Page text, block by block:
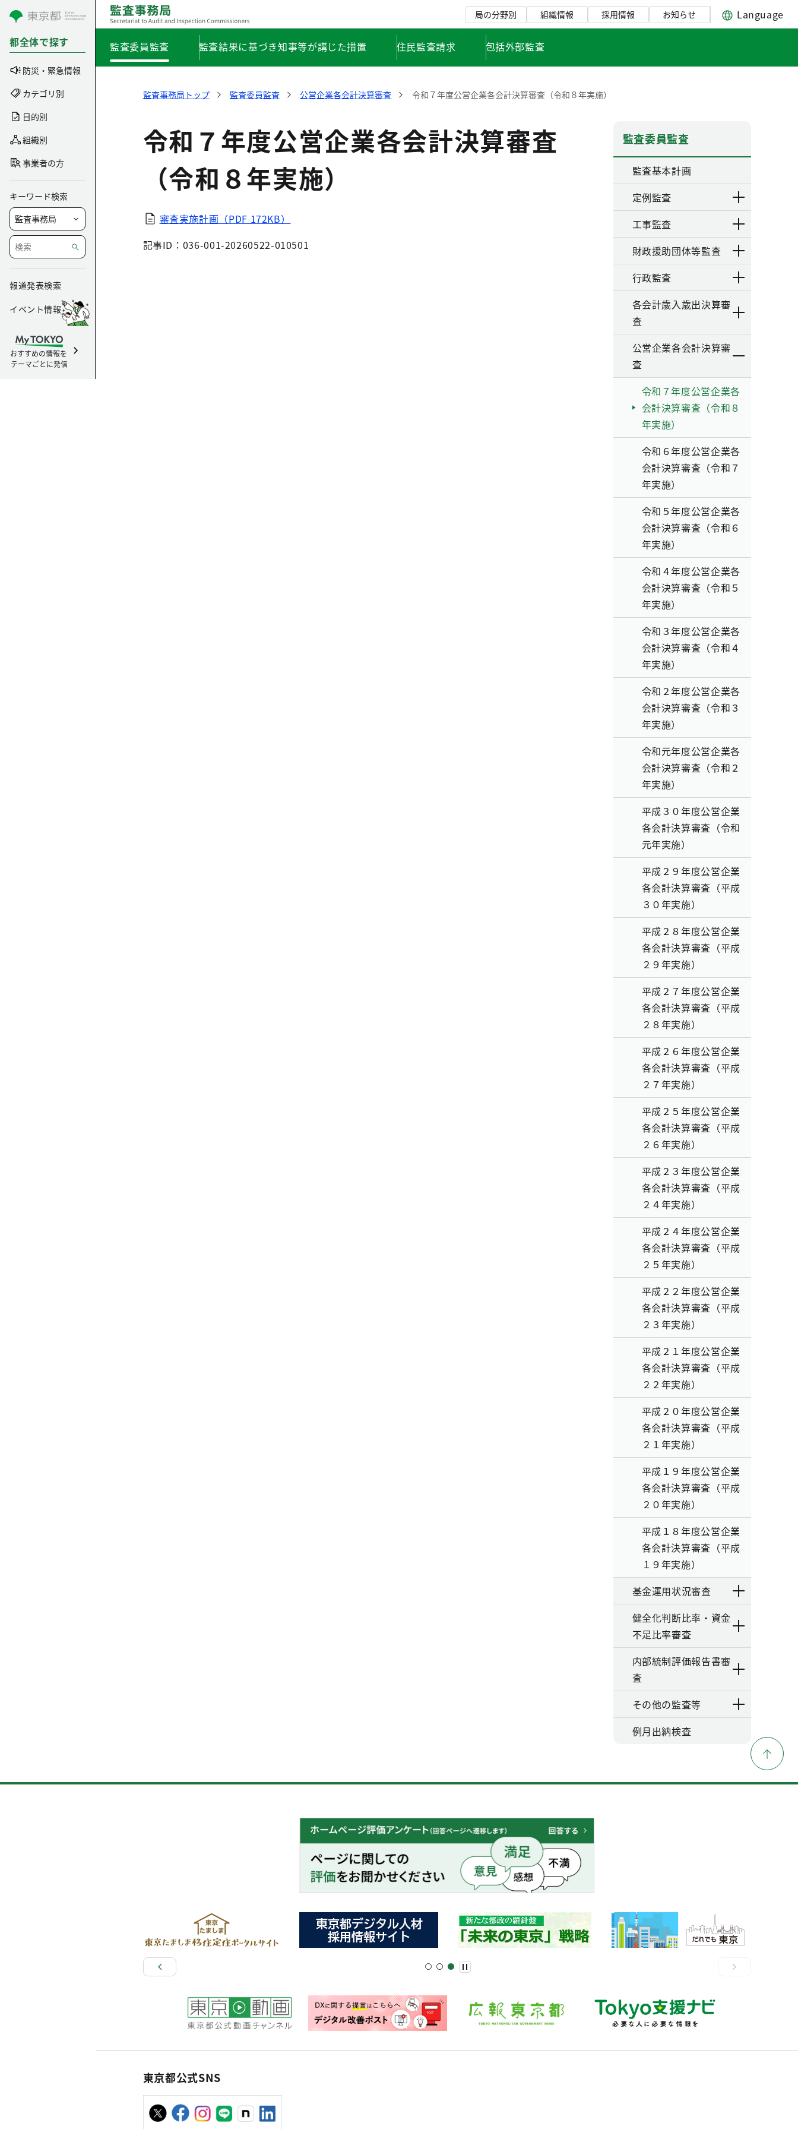
コンテンツにスキップ
都全体で探す
防災・緊急情報
カテゴリ別
目的別
組織別
事業者の方
キーワード検索
報道発表検索
イベント情報
おすすめの情報を
テーマごとに発信
局の分野別 組織情報 採用情報 お知らせ Language
監査委員監査 監査結果に基づき知事等が講じた措置 住民監査請求 包括外部監査
監査事務局トップ 監査委員監査 公営企業各会計決算審査 令和７年度公営企業各会計決算審査（令和８年実施）
令和７年度公営企業各会計決算審査
（令和８年実施）
審査実施計画（PDF 172KB）
記事ID：036-001-20260522-010501
監査委員監査
監査基本計画
定例監査
工事監査
財政援助団体等監査
行政監査
各会計歳入歳出決算審
査
公営企業各会計決算審
査
令和７年度公営企業各
会計決算審査（令和８
年実施）
令和６年度公営企業各
会計決算審査（令和７
年実施）
令和５年度公営企業各
会計決算審査（令和６
年実施）
令和４年度公営企業各
会計決算審査（令和５
年実施）
令和３年度公営企業各
会計決算審査（令和４
年実施）
令和２年度公営企業各
会計決算審査（令和３
年実施）
令和元年度公営企業各
会計決算審査（令和２
年実施）
平成３０年度公営企業
各会計決算審査（令和
元年実施）
平成２９年度公営企業
各会計決算審査（平成
３０年実施）
平成２８年度公営企業
各会計決算審査（平成
２９年実施）
平成２７年度公営企業
各会計決算審査（平成
２８年実施）
平成２６年度公営企業
各会計決算審査（平成
２７年実施）
平成２５年度公営企業
各会計決算審査（平成
２６年実施）
平成２３年度公営企業
各会計決算審査（平成
２４年実施）
平成２４年度公営企業
各会計決算審査（平成
２５年実施）
平成２２年度公営企業
各会計決算審査（平成
２３年実施）
平成２１年度公営企業
各会計決算審査（平成
２２年実施）
平成２０年度公営企業
各会計決算審査（平成
２１年実施）
平成１９年度公営企業
各会計決算審査（平成
２０年実施）
平成１８年度公営企業
各会計決算審査（平成
１９年実施）
基金運用状況審査
健全化判断比率・資金
不足比率審査
内部統制評価報告書審
査
その他の監査等
例月出納検査
東京都公式SNS